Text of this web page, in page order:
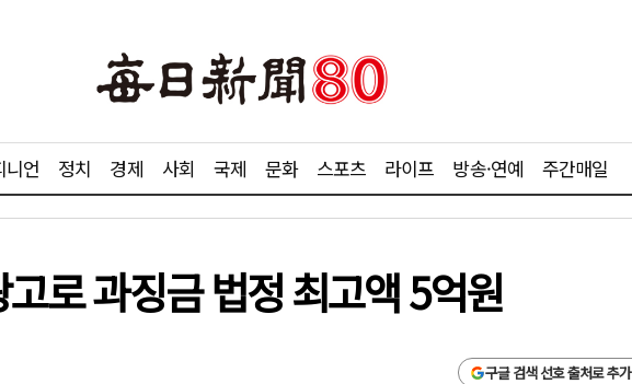
니언 정치 경제 사회 국제 문화 스포츠 라이프 방송·연예 주간매일
로 과징금 법정 최고액 5억원
구글 검색 선호 출처로 추가